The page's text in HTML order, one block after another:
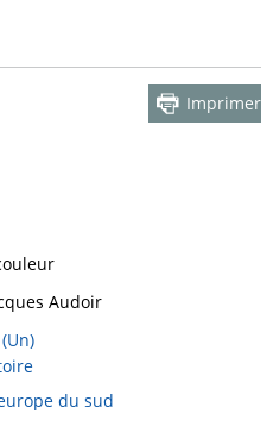
Imprimer
Audoir
du sud